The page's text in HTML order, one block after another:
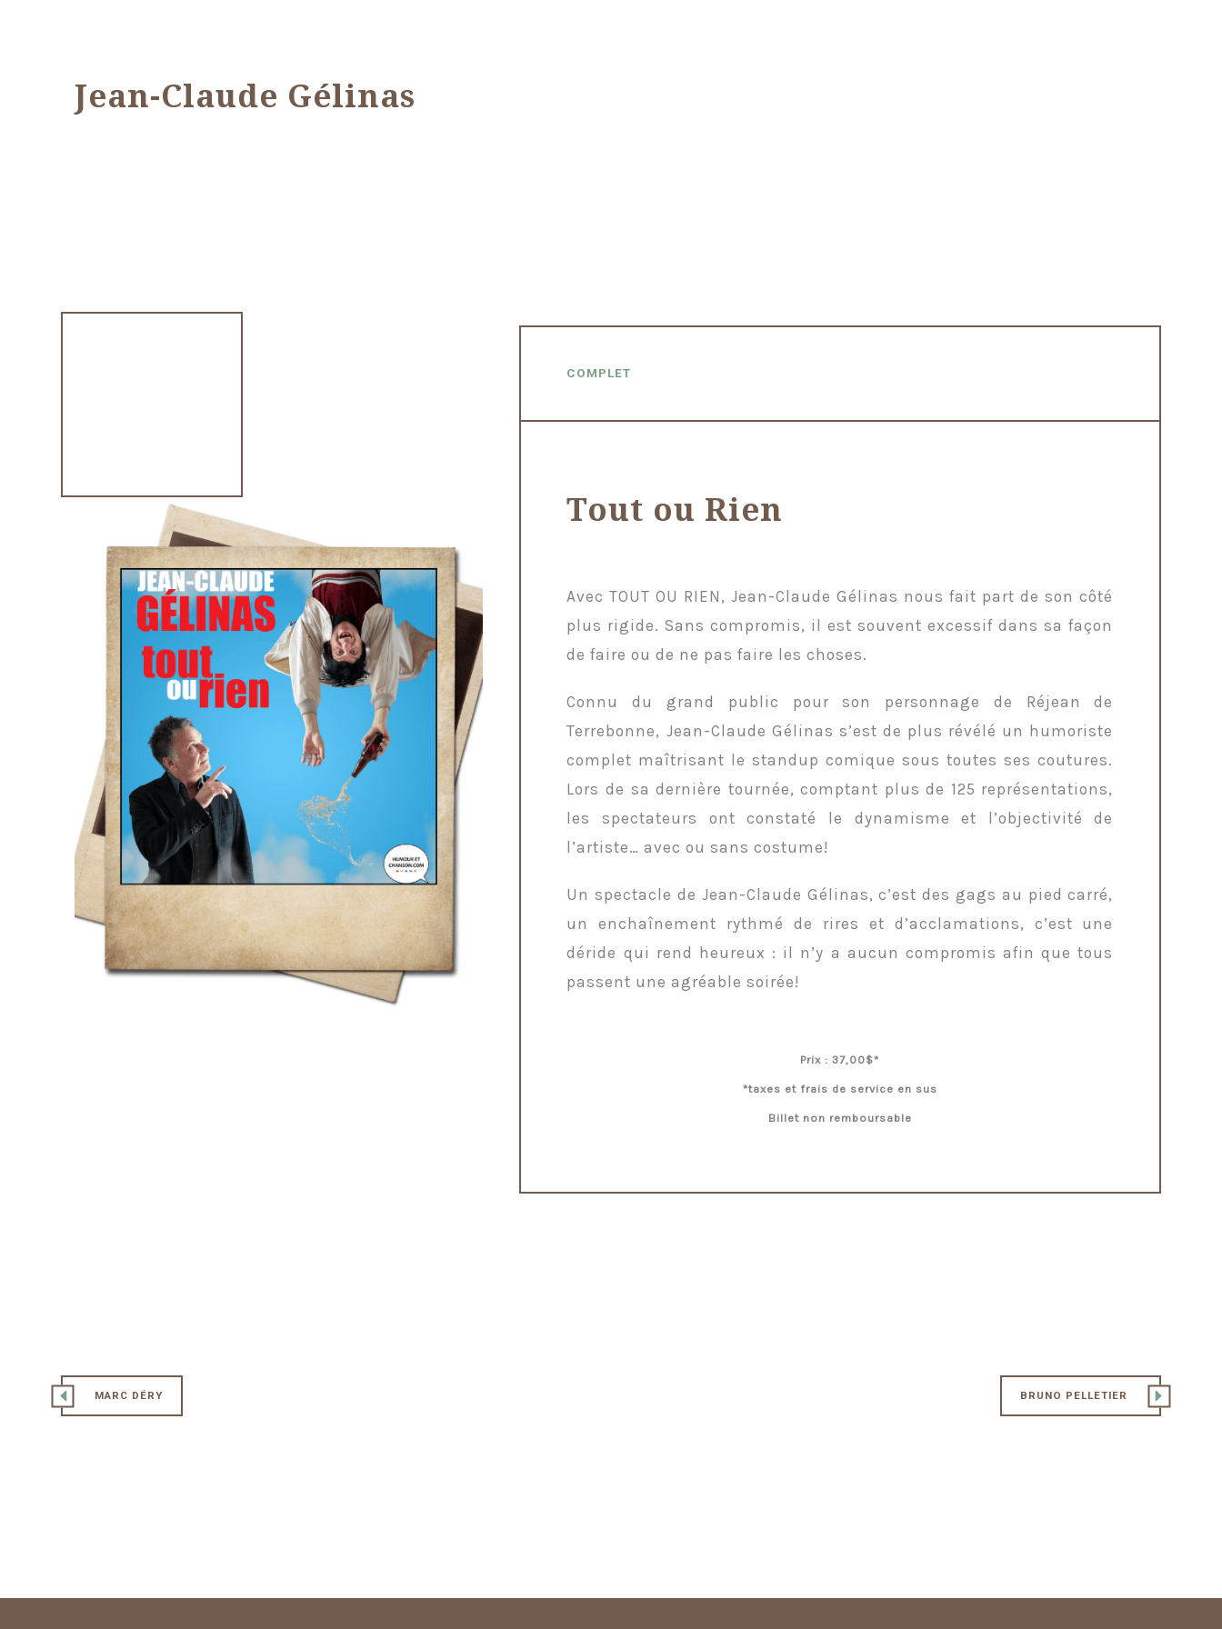
Jean-Claude Gélinas
COMPLET
Tout ou Rien
Avec TOUT OU RIEN, Jean-Claude Gélinas nous fait part de son côté
plus rigide. Sans compromis, il est souvent excessif dans sa façon
de faire ou de ne pas faire les choses.
Connu du grand public pour son personnage de Réjean de
Terrebonne, Jean-Claude Gélinas s’est de plus révélé un humoriste
complet maîtrisant le standup comique sous toutes ses coutures.
Lors de sa dernière tournée, comptant plus de 125 représentations,
les spectateurs ont constaté le dynamisme et l’objectivité de
l’artiste… avec ou sans costume!
Un spectacle de Jean-Claude Gélinas, c’est des gags au pied carré,
un enchaînement rythmé de rires et d’acclamations, c’est une
déride qui rend heureux : il n’y a aucun compromis afin que tous
passent une agréable soirée!
Prix : 37,00$*
*taxes et frais de service en sus
Billet non remboursable
MARC DÉRY BRUNO PELLETIER